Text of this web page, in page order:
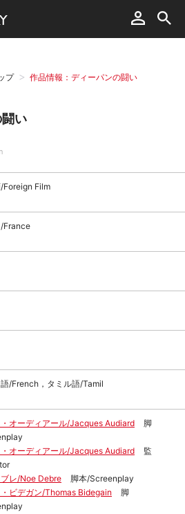
プ 作品情報：ディーパンの闘い
い
Foreign Film
France
/French，タミル語/Tamil
オーディアール/Jacques Audiard
脚
オーディアール/Jacques Audiard
監
ブレ/Noe Debre
脚本/Screenplay
・ビデガン/Thomas Bidegain
脚